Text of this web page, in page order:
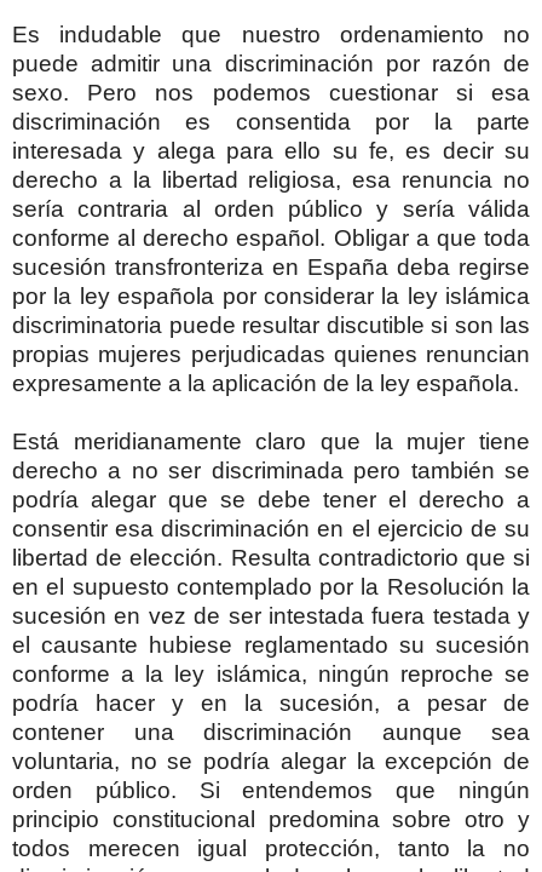
Es indudable que nuestro ordenamiento no
puede admitir una discriminación por razón de
sexo. Pero nos podemos cuestionar si esa
discriminación es consentida por la parte
interesada y alega para ello su fe, es decir su
derecho a la libertad religiosa, esa renuncia no
sería contraria al orden público y sería válida
conforme al derecho español. Obligar a que toda
sucesión transfronteriza en España deba regirse
por la ley española por considerar la ley islámica
discriminatoria puede resultar discutible si son las
propias mujeres perjudicadas quienes renuncian
expresamente a la aplicación de la ley española.
Está meridianamente claro que la mujer tiene
derecho a no ser discriminada pero también se
podría alegar que se debe tener el derecho a
consentir esa discriminación en el ejercicio de su
libertad de elección. Resulta contradictorio que si
en el supuesto contemplado por la Resolución la
sucesión en vez de ser intestada fuera testada y
el causante hubiese reglamentado su sucesión
conforme a la ley islámica, ningún reproche se
podría hacer y en la sucesión, a pesar de
contener una discriminación aunque sea
voluntaria, no se podría alegar la excepción de
orden público. Si entendemos que ningún
principio constitucional predomina sobre otro y
todos merecen igual protección, tanto la no